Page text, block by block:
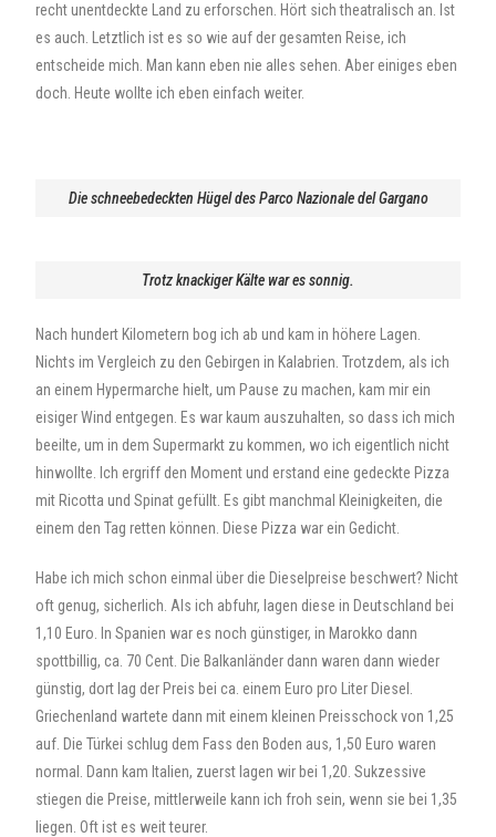
recht unentdeckte Land zu erforschen. Hört sich theatralisch an. Ist
es auch. Letztlich ist es so wie auf der gesamten Reise, ich
entscheide mich. Man kann eben nie alles sehen. Aber einiges eben
doch. Heute wollte ich eben einfach weiter.
Die schneebedeckten Hügel des Parco Nazionale del Gargano
Trotz knackiger Kälte war es sonnig.
Nach hundert Kilometern bog ich ab und kam in höhere Lagen.
Nichts im Vergleich zu den Gebirgen in Kalabrien. Trotzdem, als ich
an einem Hypermarche hielt, um Pause zu machen, kam mir ein
eisiger Wind entgegen. Es war kaum auszuhalten, so dass ich mich
beeilte, um in dem Supermarkt zu kommen, wo ich eigentlich nicht
hinwollte. Ich ergriff den Moment und erstand eine gedeckte Pizza
mit Ricotta und Spinat gefüllt. Es gibt manchmal Kleinigkeiten, die
einem den Tag retten können. Diese Pizza war ein Gedicht.
Habe ich mich schon einmal über die Dieselpreise beschwert? Nicht
oft genug, sicherlich. Als ich abfuhr, lagen diese in Deutschland bei
1,10 Euro. In Spanien war es noch günstiger, in Marokko dann
spottbillig, ca. 70 Cent. Die Balkanländer dann waren dann wieder
günstig, dort lag der Preis bei ca. einem Euro pro Liter Diesel.
Griechenland wartete dann mit einem kleinen Preisschock von 1,25
auf. Die Türkei schlug dem Fass den Boden aus, 1,50 Euro waren
normal. Dann kam Italien, zuerst lagen wir bei 1,20. Sukzessive
stiegen die Preise, mittlerweile kann ich froh sein, wenn sie bei 1,35
liegen. Oft ist es weit teurer.